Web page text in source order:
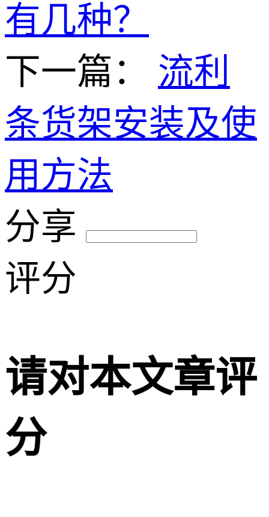
有几种？
下一篇：
流利
条货架安装及使
用方法
分享
评分
请对本文章评
分